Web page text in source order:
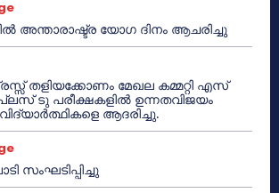
അന്താരാഷ്ട്ര യോഗ ദിനം ആചരിച്ചു
തളിയക്കോണം മേഖല കമ്മറ്റി എസ്
ടു പരീക്ഷകളിൽ ഉന്നതവിജയം
ആദരിച്ചു.
സംഘടിപ്പിച്ചു